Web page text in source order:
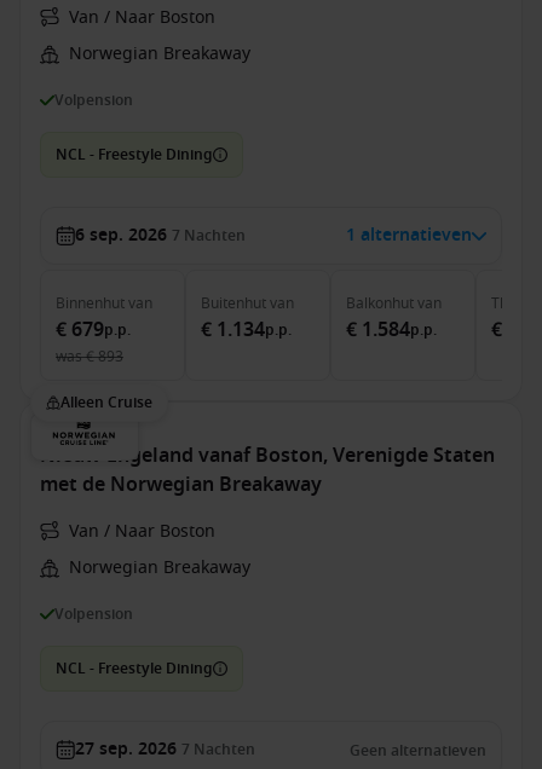
Van / Naar Boston
Norwegian Breakaway
Volpension
NCL - Freestyle Dining
6 sep. 2026 7 Nachten 1 alternatieven
Binnenhutvan
€ 679p.p.
was€ 893
Buitenhutvan
€ 1.134p.p.
Balkonhutvan
€ 1.584p.p.
The
€
Alleen Cruise
Nieuw-Engeland vanaf Boston, Verenigde Staten
met de Norwegian Breakaway
Van / Naar Boston
Norwegian Breakaway
Volpension
NCL - Freestyle Dining
27 sep. 2026 7 Nachten Geen alternatieven